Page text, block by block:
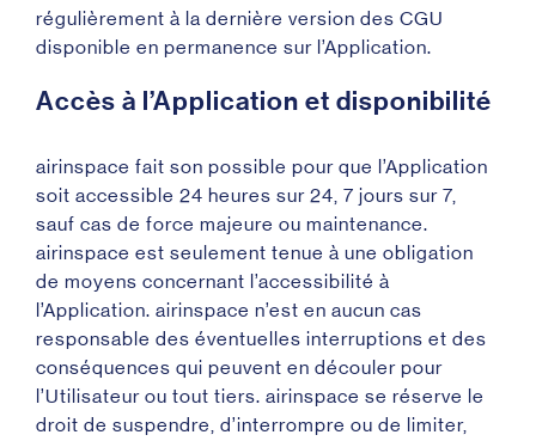
régulièrement à la dernière version des CGU
disponible en permanence sur l’Application.
Accès à l’Application et disponibilité
airinspace fait son possible pour que l’Application
soit accessible 24 heures sur 24, 7 jours sur 7,
sauf cas de force majeure ou maintenance.
airinspace est seulement tenue à une obligation
de moyens concernant l’accessibilité à
l’Application. airinspace n’est en aucun cas
responsable des éventuelles interruptions et des
conséquences qui peuvent en découler pour
l’Utilisateur ou tout tiers. airinspace se réserve le
droit de suspendre, d’interrompre ou de limiter,